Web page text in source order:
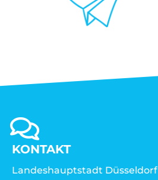
KONTAKT
Landeshauptstadt Düsseldorf